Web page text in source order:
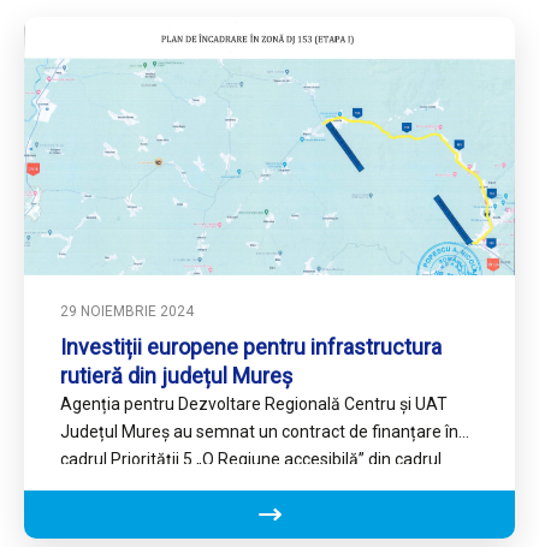
29 NOIEMBRIE 2024
Investiții europene pentru infrastructura
rutieră din județul Mureș
Agenția pentru Dezvoltare Regională Centru și UAT
Județul Mureș au semnat un contract de finanțare în
cadrul Priorității 5 „O Regiune accesibilă” din cadrul
Programului…